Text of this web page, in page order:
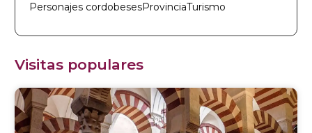
Personajes cordobesesProvinciaTurismo
Visitas populares